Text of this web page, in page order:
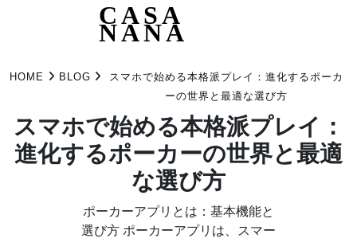
CASA
NANA
HOME BLOG
スマホで始める本格派プレイ：進化するポーカ
ーの世界と最適な選び方
スマホで始める本格派プレイ：
進化するポーカーの世界と最適
な選び方
ポーカーアプリとは：基本機能と
選び方 ポーカーアプリは、スマー